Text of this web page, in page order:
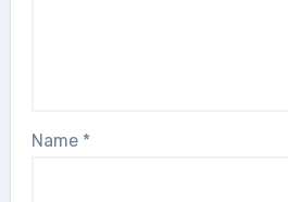
Name *